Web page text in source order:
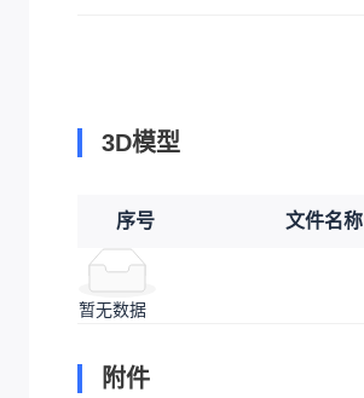
3D模型
序号 文件名称
暂无数据
附件